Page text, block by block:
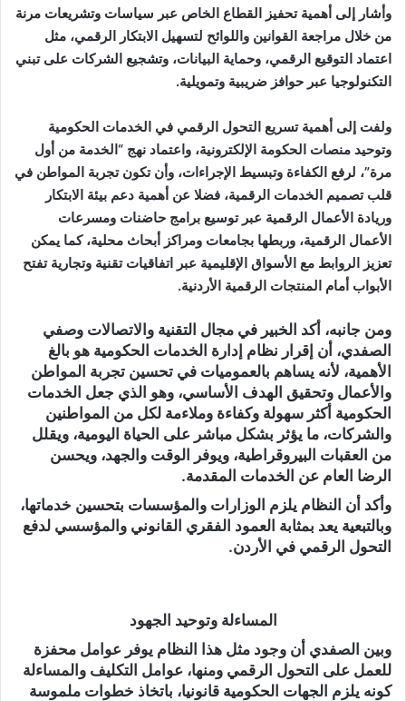
وأشار إلى أهمية تحفيز القطاع الخاص عبر سياسات وتشريعات مرنة
من خلال مراجعة القوانين واللوائح لتسهيل الابتكار الرقمي، مثل
اعتماد التوقيع الرقمي، وحماية البيانات، وتشجيع الشركات على تبني
التكنولوجيا عبر حوافز ضريبية وتمويلية.
ولفت إلى أهمية تسريع التحول الرقمي في الخدمات الحكومية
وتوحيد منصات الحكومة الإلكترونية، واعتماد نهج “الخدمة من أول
مرة”، لرفع الكفاءة وتبسيط الإجراءات، وأن تكون تجربة المواطن في
قلب تصميم الخدمات الرقمية، فضلا عن أهمية دعم بيئة الابتكار
وريادة الأعمال الرقمية عبر توسيع برامج حاضنات ومسرعات
الأعمال الرقمية، وربطها بجامعات ومراكز أبحاث محلية، كما يمكن
تعزيز الروابط مع الأسواق الإقليمية عبر اتفاقيات تقنية وتجارية تفتح
الأبواب أمام المنتجات الرقمية الأردنية.
ومن جانبه، أكد الخبير في مجال التقنية والاتصالات وصفي
الصفدي، أن إقرار نظام إدارة الخدمات الحكومية هو بالغ
الأهمية، لأنه يساهم بالعموميات في تحسين تجربة المواطن
والأعمال وتحقيق الهدف الأساسي، وهو الذي جعل الخدمات
الحكومية أكثر سهولة وكفاءة وملاءمة لكل من المواطنين
والشركات، ما يؤثر بشكل مباشر على الحياة اليومية، ويقلل
من العقبات البيروقراطية، ويوفر الوقت والجهد، ويحسن
الرضا العام عن الخدمات المقدمة.
وأكد أن النظام يلزم الوزارات والمؤسسات بتحسين خدماتها،
وبالتبعية يعد بمثابة العمود الفقري القانوني والمؤسسي لدفع
التحول الرقمي في الأردن.
المساءلة وتوحيد الجهود
وبين الصفدي أن وجود مثل هذا النظام يوفر عوامل محفزة
للعمل على التحول الرقمي ومنها، عوامل التكليف والمساءلة
كونه يلزم الجهات الحكومية قانونيا، باتخاذ خطوات ملموسة